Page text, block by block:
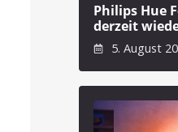
Philips Hue
derzeit
5. August